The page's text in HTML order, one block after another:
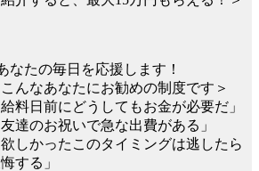
なたの毎日を応援します！
こんなあなたにお勧めの制度です＞
給料日前にどうしてもお金が必要だ」
友達のお祝いで急な出費がある」
欲しかったこのタイミングは逃したら
する」